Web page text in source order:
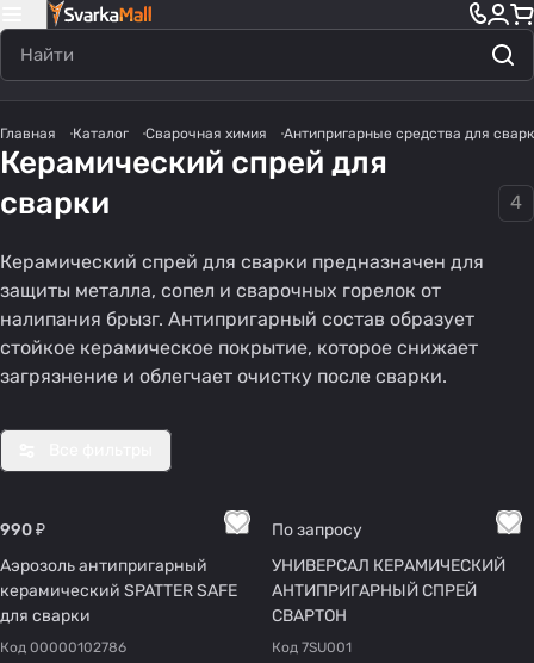
Главная Каталог Сварочная химия Антипригарные средства для
Керамический спрей для
сварки
4
Керамический спрей для сварки предназначен для
защиты металла, сопел и сварочных горелок от
налипания брызг. Антипригарный состав образует
стойкое керамическое покрытие, которое снижает
загрязнение и облегчает очистку после сварки.
990 ₽
Аэрозоль антипригарный
керамический SPATTER SAFE
для сварки
Код 00000102786
По запросу
УНИВЕРСАЛ КЕРАМИЧЕСКИЙ
АНТИПРИГАРНЫЙ СПРЕЙ
СВАРТОН
Код 7SU001